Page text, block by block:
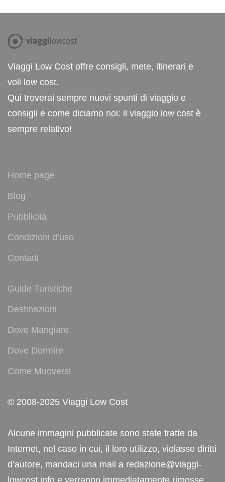
Viaggi Low Cost offre consigli, mete, itinerari e
voli low cost.
Qui troverai sempre nuovi spunti di viaggio e
consigli e come diciamo noi: il viaggio low cost è
sempre relativo!
Home page
Blog
Pubblicità
Condizioni d’uso
Contatti
Guide Turistiche
Destinazioni
Dove Mangiare
Dove Dormire
Come Muoversi
© 2008-2025 Viaggi Low Cost
Alcune immagini pubblicate sono state tratte da
Internet, nel caso in cui, il loro utilizzo, violasse diritti
d’autore, mandaci una mail a redazione@viaggi-